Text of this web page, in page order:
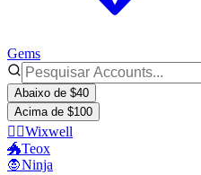
Gems
Abaixo de $40
Acima de $100
🧙‍♂️Wixwell
🐲Teox
🧛Ninja